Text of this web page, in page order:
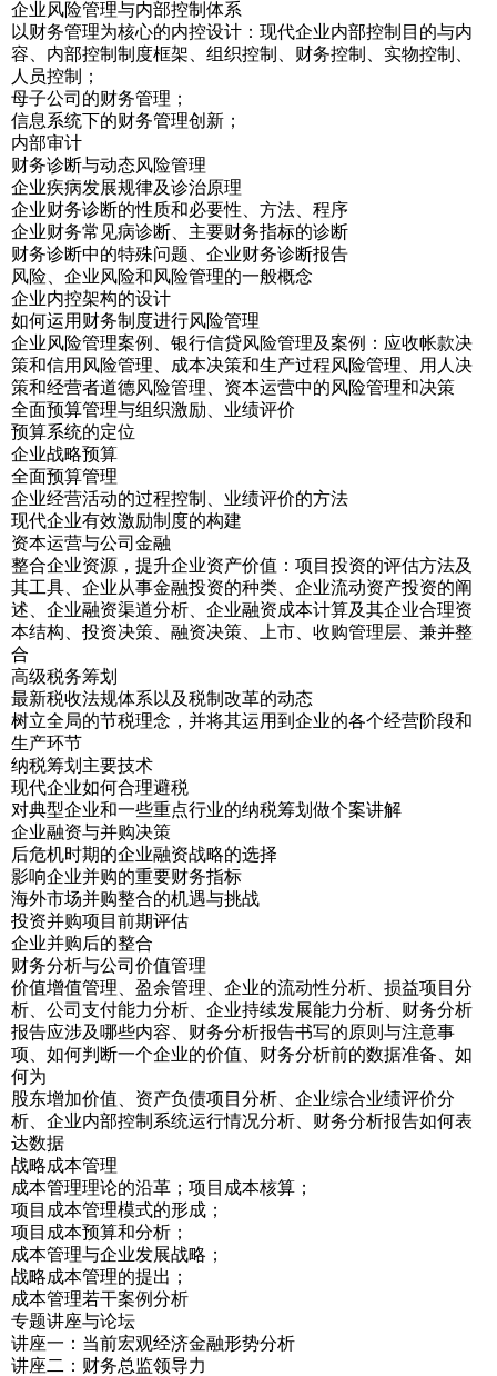
企业风险管理与内部控制体系
以财务管理为核心的内控设计：现代企业内部控制目的与内
容、内部控制制度框架、组织控制、财务控制、实物控制、
人员控制；
母子公司的财务管理；
信息系统下的财务管理创新；
内部审计
财务诊断与动态风险管理
企业疾病发展规律及诊治原理
企业财务诊断的性质和必要性、方法、程序
企业财务常见病诊断、主要财务指标的诊断
财务诊断中的特殊问题、企业财务诊断报告
风险、企业风险和风险管理的一般概念
企业内控架构的设计
如何运用财务制度进行风险管理
企业风险管理案例、银行信贷风险管理及案例：应收帐款决
策和信用风险管理、成本决策和生产过程风险管理、用人决
策和经营者道德风险管理、资本运营中的风险管理和决策
全面预算管理与组织激励、业绩评价
预算系统的定位
企业战略预算
全面预算管理
企业经营活动的过程控制、业绩评价的方法
现代企业有效激励制度的构建
资本运营与公司金融
整合企业资源，提升企业资产价值：项目投资的评估方法及
其工具、企业从事金融投资的种类、企业流动资产投资的阐
述、企业融资渠道分析、企业融资成本计算及其企业合理资
本结构、投资决策、融资决策、上市、收购管理层、兼并整
合
高级税务筹划
最新税收法规体系以及税制改革的动态
树立全局的节税理念，并将其运用到企业的各个经营阶段和
生产环节
纳税筹划主要技术
现代企业如何合理避税
对典型企业和一些重点行业的纳税筹划做个案讲解
企业融资与并购决策
后危机时期的企业融资战略的选择
影响企业并购的重要财务指标
海外市场并购整合的机遇与挑战
投资并购项目前期评估
企业并购后的整合
财务分析与公司价值管理
价值增值管理、盈余管理、企业的流动性分析、损益项目分
析、公司支付能力分析、企业持续发展能力分析、财务分析
报告应涉及哪些内容、财务分析报告书写的原则与注意事
项、如何判断一个企业的价值、财务分析前的数据准备、如
何为
股东增加价值、资产负债项目分析、企业综合业绩评价分
析、企业内部控制系统运行情况分析、财务分析报告如何表
达数据
战略成本管理
成本管理理论的沿革；项目成本核算；
项目成本管理模式的形成；
项目成本预算和分析；
成本管理与企业发展战略；
战略成本管理的提出；
成本管理若干案例分析
专题讲座与论坛
讲座一：当前宏观经济金融形势分析
讲座二：财务总监领导力